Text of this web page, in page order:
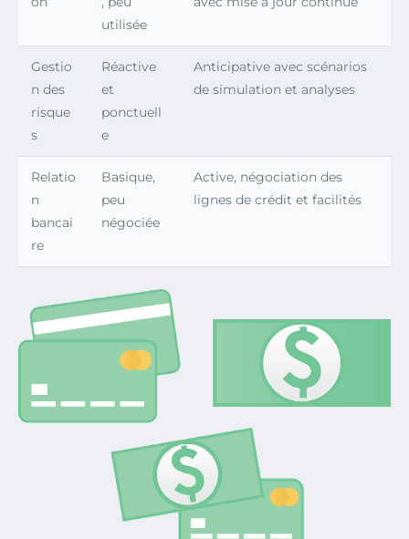
utilisée
Gestio
n des
risque
s
Réactive
et
ponctuell
e
Anticipative avec scénarios
de simulation et analyses
Relatio
n
bancai
re
Basique,
peu
négociée
Active, négociation des
lignes de crédit et facilités